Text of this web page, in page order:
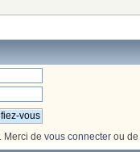
. Merci de vous connecter ou de